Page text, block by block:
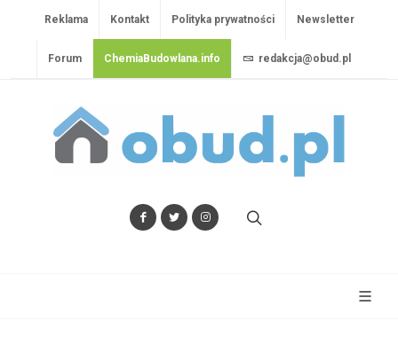
Reklama Kontakt Polityka prywatności Newsletter
Forum ChemiaBudowlana.info redakcja@obud.pl